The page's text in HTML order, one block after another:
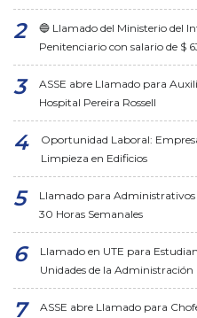
🔵 Llamado del Ministerio del
Penitenciario con salario de $
ASSE abre Llamado para
Hospital Pereira Rossell
Oportunidad Laboral:
Limpieza en Edificios
Llamado para Administrativos
30 Horas Semanales
Llamado en UTE para
Unidades de la Administración
ASSE abre Llamado para